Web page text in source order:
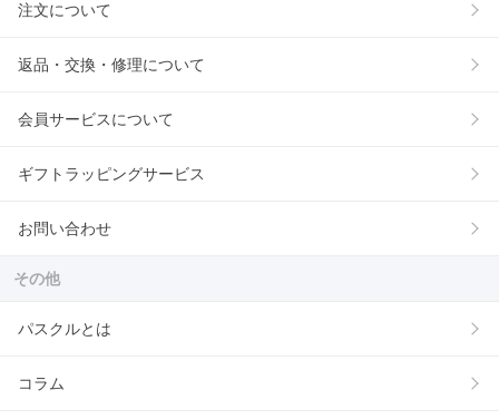
注文について
返品・交換・修理について
会員サービスについて
ギフトラッピングサービス
お問い合わせ
その他
パスクルとは
コラム